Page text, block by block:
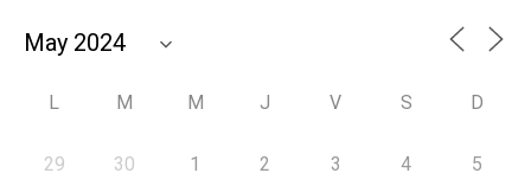
L M M J V S D
29 30 1 2 3 4 5